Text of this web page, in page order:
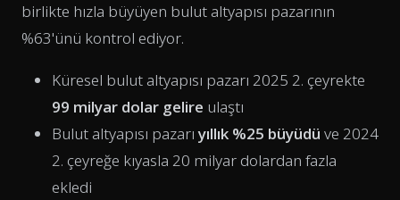
birlikte hızla büyüyen bulut altyapısı pazarının
%63'ünü kontrol ediyor.
Küresel bulut altyapısı pazarı 2025 2. çeyrekte
99 milyar dolar gelire ulaştı
Bulut altyapısı pazarıyıllık %25 büyüdü ve 2024
2. çeyreğe kıyasla 20 milyar dolardan fazla
ekledi